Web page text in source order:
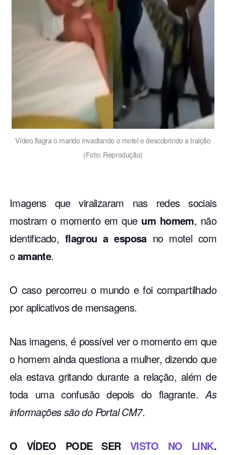
Vídeo flagra o marido invadiando o motel e descobrindo a traição
(Foto: Reprodução)
Imagens que viralizaram nas redes sociais
mostram o momento em que um homem, não
identificado, flagrou a esposa no motel com
oamante.
O caso percorreu o mundo e foi compartilhado
por aplicativos de mensagens.
Nas imagens, é possível ver o momento em que
o homem ainda questiona a mulher, dizendo que
ela estava gritando durante a relação, além de
toda uma confusão depois do flagrante.As
informações são do Portal CM7.
O VÍDEO PODE SERVISTO NO LINK.